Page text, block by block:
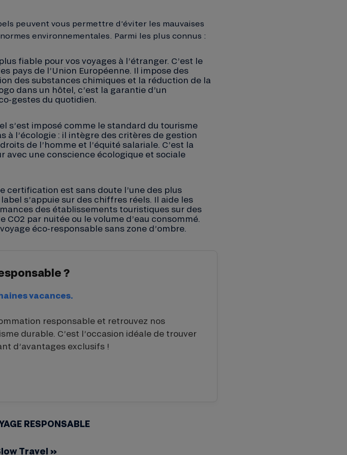
peuvent vous permettre d’éviter les mauvaises
environnementales. Parmi les plus connus :
fiable pour vos voyages à l’étranger. C’est le
pays de l’Union Européenne. Il impose des
des substances chimiques et la réduction de la
dans un hôtel, c’est la garantie d’un
gestes du quotidien.
s’est imposé comme le standard du tourisme
à l’écologie : il intègre des critères de gestion
de l’homme et l’équité salariale. C’est la
avec une conscience écologique et sociale
certification est sans doute l’une des plus
s’appuie sur des chiffres réels. Il aide les
des établissements touristiques sur des
par nuitée ou le volume d’eau consommé.
éco-responsable sans zone d’ombre.
?
vacances.
responsable et retrouvez nos
durable. C’est l’occasion idéale de trouver
d’avantages exclusifs !
RESPONSABLE
Travel »